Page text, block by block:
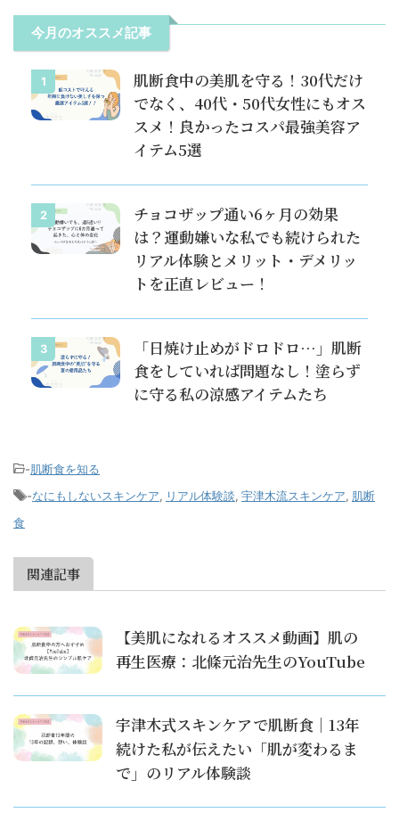
今月のオススメ記事
1
肌断食中の美肌を守る！30代だけ
でなく、40代・50代女性にもオス
スメ！良かったコスパ最強美容ア
イテム5選
2
チョコザップ通い6ヶ月の効果
は？運動嫌いな私でも続けられた
リアル体験とメリット・デメリッ
トを正直レビュー！
3
「日焼け止めがドロドロ…」肌断
食をしていれば問題なし！塗らず
に守る私の涼感アイテムたち
-肌断食を知る
-なにもしないスキンケア, リアル体験談, 宇津木流スキンケア, 肌断
食
関連記事
【美肌になれるオススメ動画】肌の
再生医療：北條元治先生のYouTube
宇津木式スキンケアで肌断食｜13年
続けた私が伝えたい「肌が変わるま
で」のリアル体験談